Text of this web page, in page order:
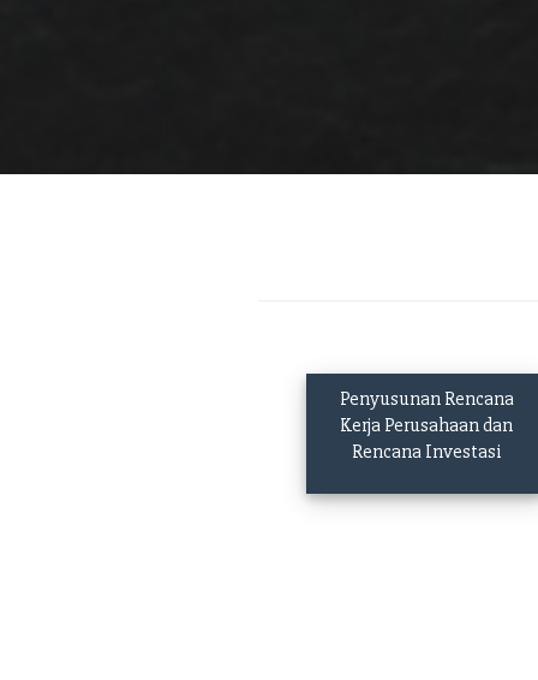
Penyusunan Rencana
Kerja Perusahaan dan
Rencana Investasi